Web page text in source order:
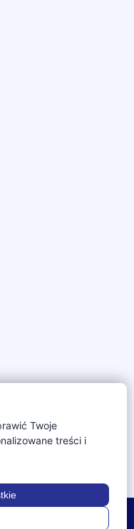
zastrzeżone.
Twoje
treści i